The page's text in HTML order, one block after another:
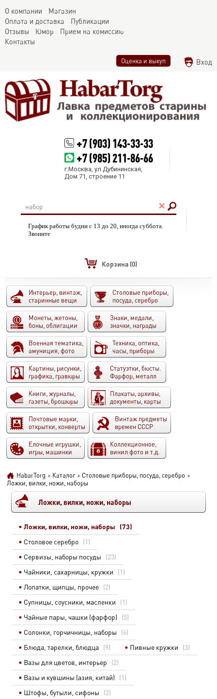
О компании
Магазин
Оплата и доставка
Публикации
Отзывы
Юмор
Прием на комиссию
Контакты
Оценка и выкуп Вход
+7 (903) 143-33-33
+7 (985) 211-86-66
г.Москва, ул.Дубининская,
Дом 71, строение 11
График работы будни с 13 до 20, иногда суббота.
Звоните
Корзина (0)
Интерьер, винтаж,
старинные вещи
Столовые приборы,
посуда, серебро
Монеты, жетоны,
боны, облигации
Знаки, медали,
значки, награды
Военная тематика,
амуниция, фото
Техника, оптика,
часы, приборы
Картины, рисунки,
графика, гравюры
Статуэтки, бюсты.
Фарфор, металл
Книги, журналы,
газеты, брошюры
Плакаты, архивы,
документы, карты
Почтовые марки,
открытки, конверты
Винтаж предметы
времен СССР
Елочные игрушки,
игры, машинки
Коллекционное,
винил фото и т.д.
HabarTorg > Каталог > Столовые приборы, посуда, серебро >
Ложки, вилки, ножи, наборы
Ложки, вилки, ножи, наборы
Ложки, вилки, ножи, наборы
(73)
Столовое серебро (1)
Сервизы, наборы посуды
(23)
Чайники, сахарницы, кружки
(1)
Лопатки, щипцы, прочее (2)
Супницы, соусники, масленки
(1)
Чайные пары, чашки (фарфор)
(5)
Солонки, горчичницы, наборы
(6)
Блюда, тарелки, блюдца (9) Пивные кружки
(3)
Вазы для цветов, интерьер
(2)
Вазы и кувшины (азия, китай)
(1)
Штофы, бутыли, сифоны
(2)